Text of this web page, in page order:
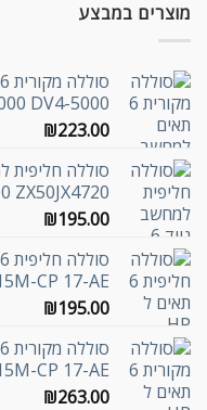
מוצרים במבצע
DV4-5000
₪223.00
ZX50JX4720
₪195.00
CP 17-AE
₪195.00
CP 17-AE
₪263.00